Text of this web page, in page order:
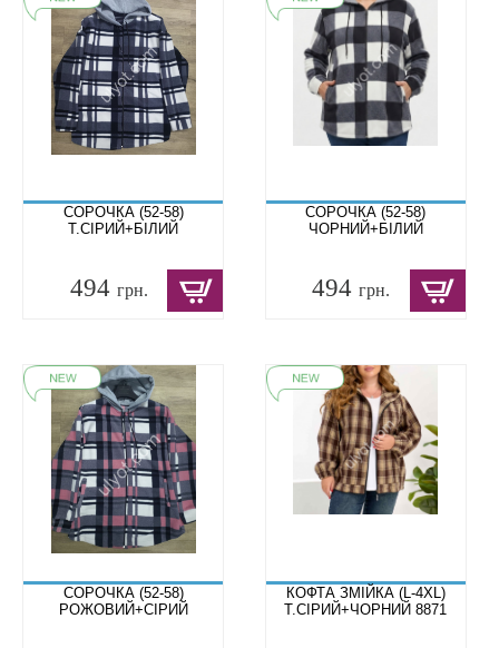
СОРОЧКА (52-58)
Т.СІРИЙ+БІЛИЙ
494 грн.
СОРОЧКА (52-58)
ЧОРНИЙ+БІЛИЙ
494грн.
СОРОЧКА (52-58)
РОЖОВИЙ+СІРИЙ
КОФТА ЗМІЙКА (L-4XL)
Т.СІРИЙ+ЧОРНИЙ 8871